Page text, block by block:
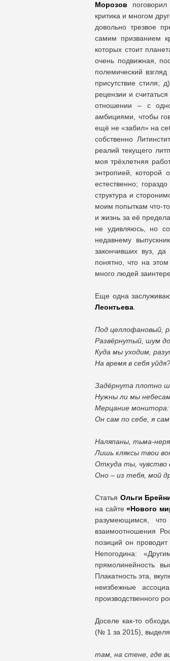
Морозов
критика и многом
довольно трезвое
самим призванием
которых стоит
очень подвижная,
полемический
присутствие стиля;
рецензии и
отношении – с
амбициями, чтобы
ещё не «забил» на
собственно
реалий текущего
моя трёхлетняя
энтропией, которой
естественно;
структура и
моим попыткам что-то
и жизнь за её
не удивляюсь, но
недавнему
закончивших вуз,
понятно, что на
много людей
Еще одна
Леонтьева
Под целлофановый,
Развёрнутый, шум
Куда мы уходим,
На время в себя уйдя?
Задёрнута плотно
Нужны ли мы
Мерцание монитора:
Он сам по себе, я сам.
Наляпаны, тьма-
Лишь кляксы твои
Откуда ты, чувство
Оно – из тебя, мой
Статья Ольги
на сайте«Нового
разумеющимся,
взаимоотношения
позиций он
Непогодина:
прямолинейность
Плакатность эта,
неизбежные
производственного
Доселе как-то
(№ 1 за 2015),
там, на стене, где